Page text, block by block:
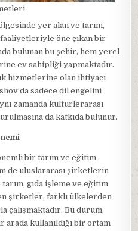
yer alan ve tarım,
öne çıkan bir
bulunan bu şehir, hem yerel
ev sahipliği yapmaktadır.
hizmetlerine olan ihtiyacı
sadece dil engelini
zamanda kültürlerarası
da katkıda bulunur.
bir tarım ve eğitim
de uluslararası şirketlerin
gıda işleme ve eğitim
şirketler, farklı ülkelerden
çalışmaktadır. Bu durum,
kullanıldığı bir ortam